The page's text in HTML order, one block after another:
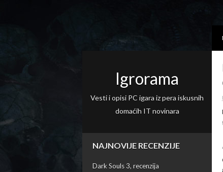
Igrorama
Vesti i opisi PC igara iz pera iskusnih
domaćih IT novinara
NAJNOVIJE RECENZIJE
Dark Souls 3, recenzija